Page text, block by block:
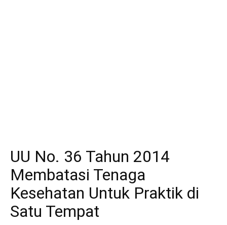
UU No. 36 Tahun 2014
Membatasi Tenaga
Kesehatan Untuk Praktik di
Satu Tempat